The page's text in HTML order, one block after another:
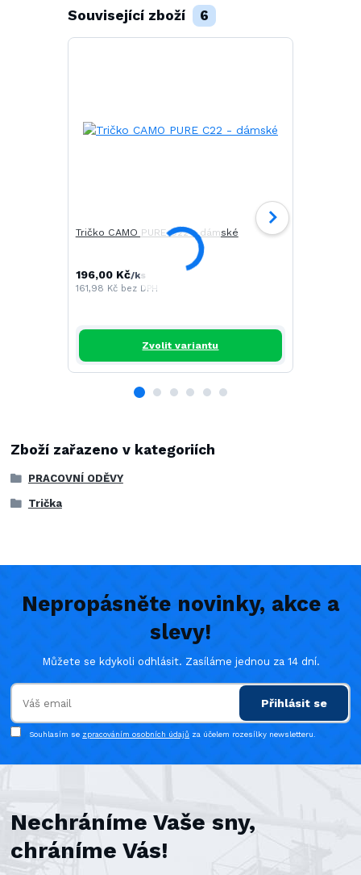
Související zboží 6
Tričko CAMO PURE C22 - dámské
196,00 Kč/ks
161,98 Kč bez DPH
Zvolit variantu
Zboží zařazeno v kategoriích
PRACOVNÍ ODĚVY
Trička
Nepropásněte novinky, akce a
slevy!
Můžete se kdykoli odhlásit. Zasíláme jednou za 14 dní.
Přihlásit se
Souhlasím se zpracováním osobních údajů za účelem rozesílky newsletteru.
Nechráníme Vaše sny,
chráníme Vás!